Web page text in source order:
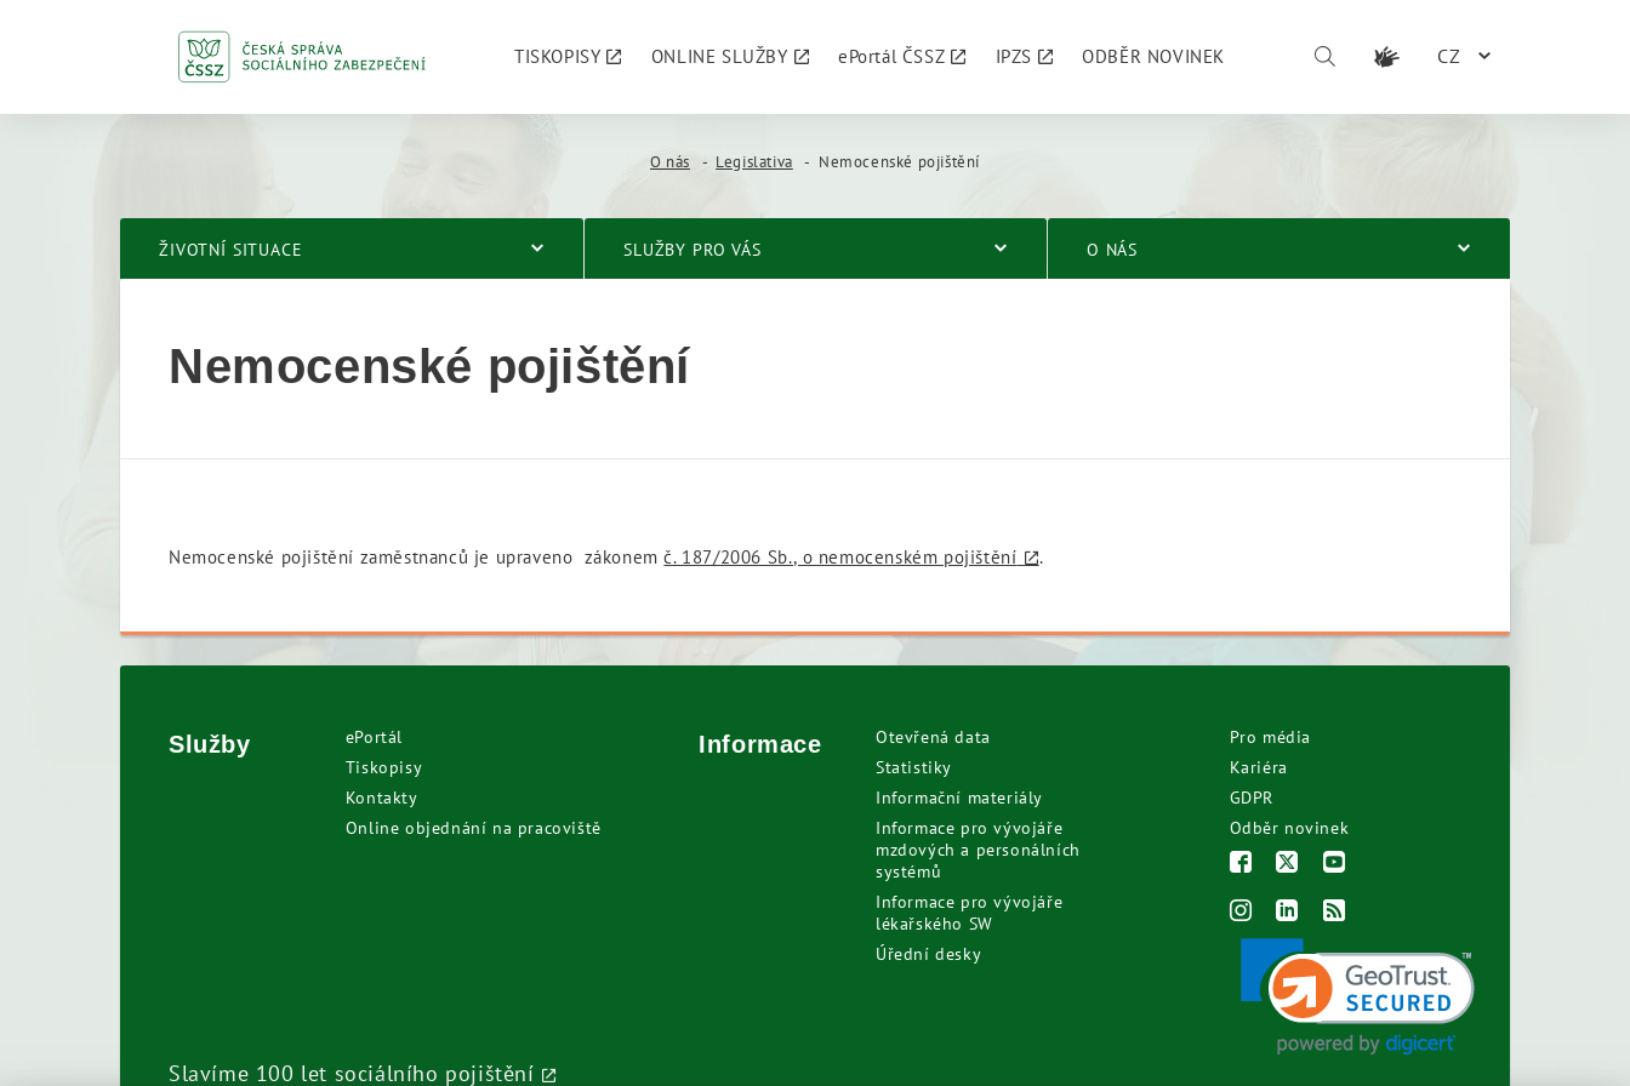
TISKOPISY ONLINE SLUŽBY ePortál ČSSZ IPZS ODBĚR NOVINEK CZ
O nás Legislativa Nemocenské pojištění
ŽIVOTNÍ SITUACE SLUŽBY PRO VÁS O NÁS
Nemocenské pojištění
Nemocenské pojištění zaměstnanců je upraveno zákonemč. 187/2006 Sb., o nemocenském pojištění .
Služby
ePortál
Tiskopisy
Kontakty
Online objednání na pracoviště
Informace
Otevřená data
Statistiky
Informační materiály
Informace pro vývojáře
mzdových a personálních
systémů
Informace pro vývojáře
lékařského SW
Úřední desky
Pro média
Kariéra
GDPR
Odběr novinek
Slavíme 100 let sociálního pojištění